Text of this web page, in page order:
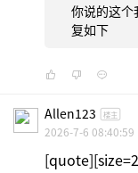
你说的这个
复如下
Allen123 楼主
2026-7-6 08:40:59